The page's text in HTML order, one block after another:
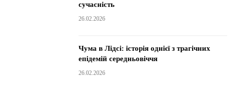
сучасність
26.02.2026
Чума в Лідсі: історія однієї з трагічних
епідемій середньовіччя
26.02.2026